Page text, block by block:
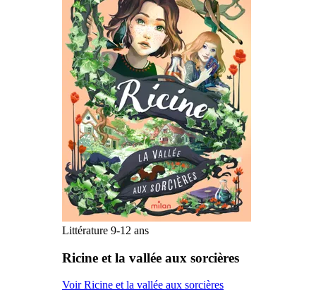
Littérature 9-12 ans
Ricine et la vallée aux sorcières
Voir Ricine et la vallée aux sorcières